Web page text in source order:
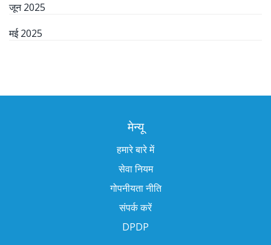
जून 2025
मई 2025
मेन्यू
हमारे बारे में
सेवा नियम
गोपनीयता नीति
संपर्क करें
DPDP